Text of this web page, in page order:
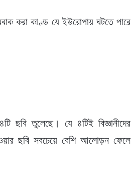
করা কাণ্ড যে ইউরোপায় ঘটতে পারে
ছবি তুলেছে। যে ৪টিই বিজ্ঞানীদের
ছবি সবচেয়ে বেশি আলোড়ন ফেলে